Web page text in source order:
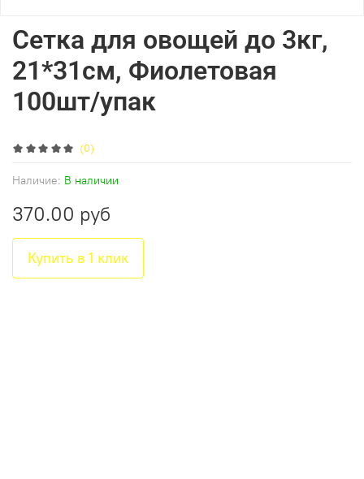
(0)
Наличие: В наличии
Сетка для овощей до 3кг,
21*31см, Фиолетовая
100шт/упак
370.00 руб
Купить в 1 клик